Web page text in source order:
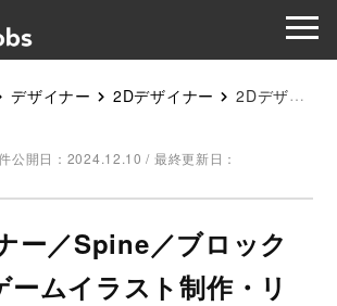
デザイナー 2Dデザイナー 2Dデザイナー／Spine／ブロックチェーンゲームイラスト制作・リモート可
公開日：2024.12.10 / 最終更新日：
ー／Spine／ブロック
ームイラスト制作・リ